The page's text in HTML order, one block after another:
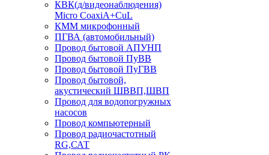
КВК(д/видеонаблюдения)
Micro CoaxiA+CuL
КММ микрофонный
ПГВА (автомобильный)
Провод бытовой АПУНП
Провод бытовой ПуВВ
Провод бытовой ПуГВВ
Провод бытовой,
акустический ШВВП,ШВП
Провод для водопогружных
насосов
Провод компьютерный
Провод радиочастотный
RG,САТ